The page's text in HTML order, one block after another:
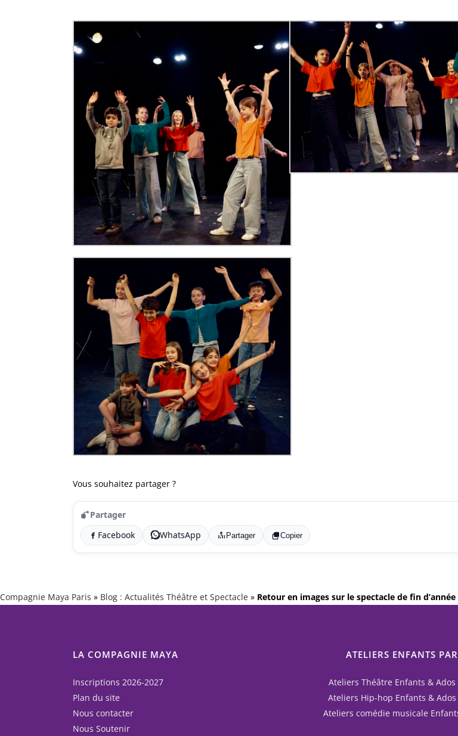
Vous souhaitez partager ?
Partager
Facebook WhatsApp Partager Copier
Compagnie Maya Paris » Blog : Actualités Théâtre et Spectacle » Retour en images sur le spectacle de fin
LA COMPAGNIE MAYA
Inscriptions 2026-2027
Plan du site
Nous contacter
Nous Soutenir
ATELIERS ENFANTS
Ateliers Théâtre Enfants & Ados
Ateliers Hip-hop Enfants & Ados
Ateliers comédie musicale